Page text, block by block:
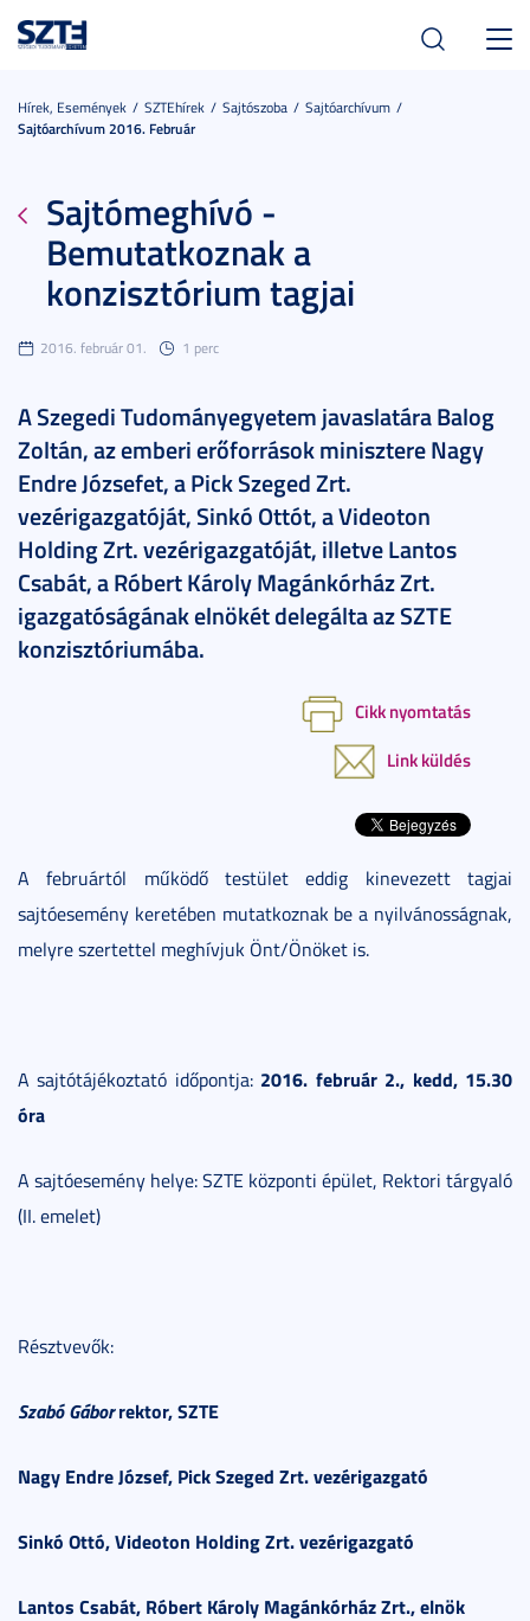
Hírek, Események SZTEhírek Sajtószoba
Sajtóarchívum
Sajtóarchívum 2016. Február
Sajtómeghívó -
Bemutatkoznak a
konzisztórium tagjai
2016. február 01. 1 perc
A Szegedi Tudományegyetem javaslatára Balog
Zoltán, az emberi erőforrások minisztere Nagy
Endre Józsefet, a Pick Szeged Zrt.
vezérigazgatóját, Sinkó Ottót, a Videoton
Holding Zrt. vezérigazgatóját, illetve Lantos
Csabát, a Róbert Károly Magánkórház Zrt.
igazgatóságának elnökét delegálta az SZTE
konzisztóriumába.
Cikk nyomtatás
Link küldés
A februártól működő testület eddig kinevezett tagjai
sajtóesemény keretében mutatkoznak be a nyilvánosságnak,
melyre szertettel meghívjuk Önt/Önöket is.
A sajtótájékoztató időpontja: 2016. február 2., kedd, 15.30
óra
A sajtóesemény helye: SZTE központi épület, Rektori tárgyaló
(II. emelet)
Résztvevők:
Szabó Gábor rektor, SZTE
Nagy Endre József, Pick Szeged Zrt. vezérigazgató
Sinkó Ottó, Videoton Holding Zrt. vezérigazgató
Lantos Csabát, Róbert Károly Magánkórház Zrt., elnök